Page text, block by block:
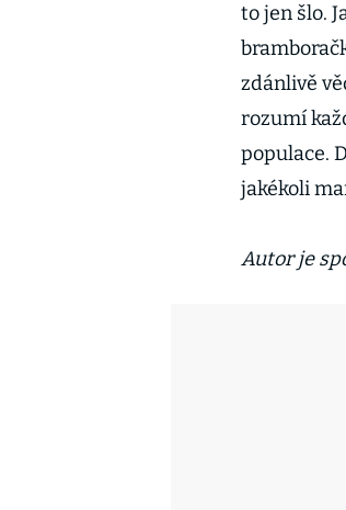
to jen šlo.
zdánlivě
rozumí
populace.
jakékoli
Autor je